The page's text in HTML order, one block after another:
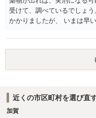
受けて、調べているでしょ
かかりましたが、 いまは早
近くの市区町村を選び直
加賀